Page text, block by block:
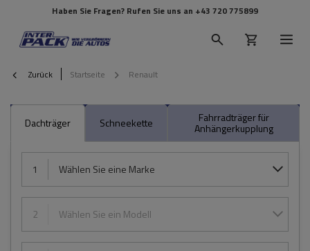
Haben Sie Fragen? Rufen Sie uns an +43 720 775899
Zurück Startseite Renault
Dachträger Schneekette Fahrradträger für
Anhängerkupplung
1 Wählen Sie eine Marke
2 Wählen Sie ein Modell